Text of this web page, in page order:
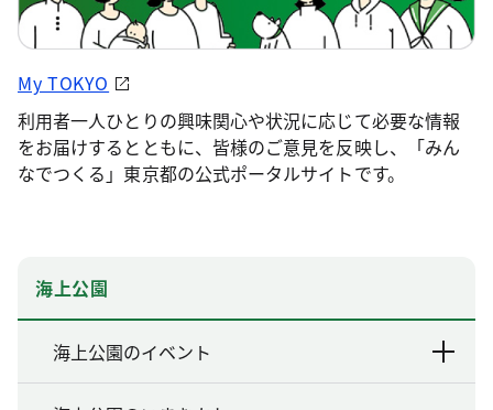
My TOKYO
利用者一人ひとりの興味関心や状況に応じて必要な情報
をお届けするとともに、皆様のご意見を反映し、「みん
なでつくる」東京都の公式ポータルサイトです。
海上公園
海上公園のイベント